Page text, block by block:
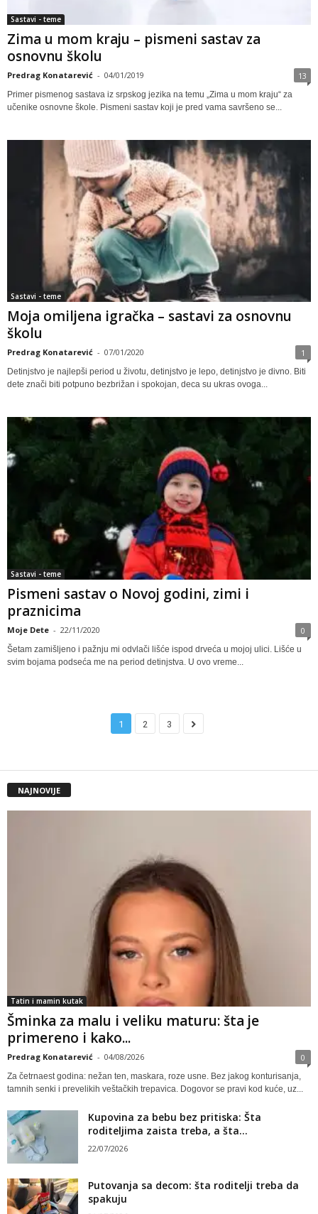
Sastavi - teme
Zima u mom kraju – pismeni sastav za
osnovnu školu
Predrag Konatarević - 04/01/2019 13
Primer pismenog sastava iz srpskog jezika na temu „Zima u mom kraju“ za
učenike osnovne škole. Pismeni sastav koji je pred vama savršeno se...
Sastavi - teme
Moja omiljena igračka – sastavi za osnovnu
školu
Predrag Konatarević - 07/01/2020 1
Detinjstvo je najlepši period u životu, detinjstvo je lepo, detinjstvo je divno. Biti
dete znači biti potpuno bezbrižan i spokojan, deca su ukras ovoga...
Sastavi - teme
Pismeni sastav o Novoj godini, zimi i
praznicima
Moje Dete - 22/11/2020 0
Šetam zamišljeno i pažnju mi odvlači lišće ispod drveća u mojoj ulici. Lišće u
svim bojama podseća me na period detinjstva. U ovo vreme...
1 2 3
NAJNOVIJE
Tatin i mamin kutak
Šminka za malu i veliku maturu: šta je
primereno i kako...
Predrag Konatarević - 04/08/2026 0
Za četrnaest godina: nežan ten, maskara, roze usne. Bez jakog konturisanja,
tamnih senki i prevelikih veštačkih trepavica. Dogovor se pravi kod kuće, uz...
Kupovina za bebu bez pritiska: Šta
roditeljima zaista treba, a šta...
22/07/2026
Putovanja sa decom: šta roditelji treba da
spakuju